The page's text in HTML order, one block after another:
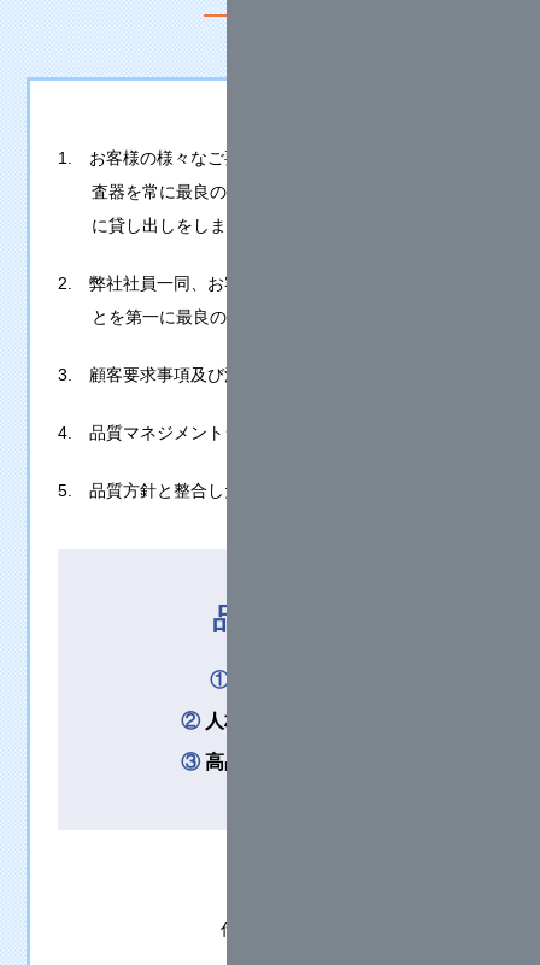
1. お客様の様々なご要望にお応えするために、地盤調
査器を常に最良の状態となるように整備してお客様
に貸し出しをします。
2. 弊社社員一同、お客様のお役に立ち喜んで頂けるこ
とを第一に最良の状態としてまいります。
3. 顧客要求事項及び法令を遵守します。
4. 品質マネジメントシステムを継続的に改善します。
5. 品質方針と整合した品質目標を設定します。
品質目標
①
② 人材の確保と育成
③高品質機器の提供
代表取締役社長